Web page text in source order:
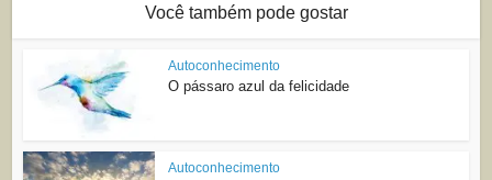
Você também pode gostar
Autoconhecimento
O pássaro azul da felicidade
Autoconhecimento